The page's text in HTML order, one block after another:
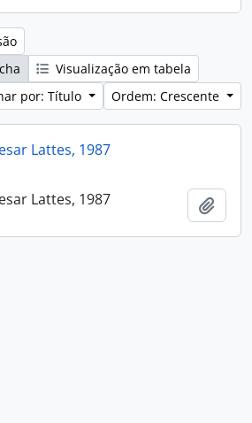
Visualização em tabela
por: Título
Ordem: Crescente
Lattes, 1987
Lattes, 1987